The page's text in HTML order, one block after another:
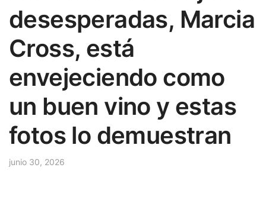
desesperadas, Marcia
Cross, está
envejeciendo como
un buen vino y estas
fotos lo demuestran
junio 30, 2026